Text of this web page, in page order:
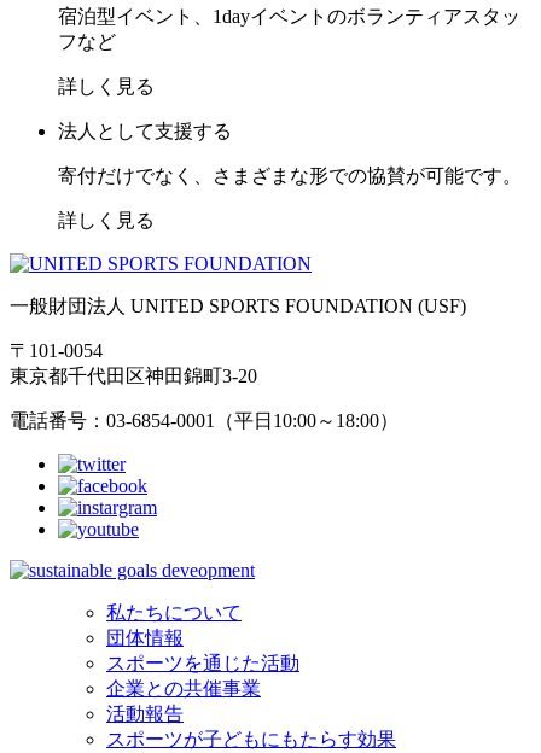
宿泊型イベント、1dayイベントのボランティアスタッ
フなど
詳しく見る
法人として支援する
寄付だけでなく、さまざまな形での協賛が可能です。
詳しく見る
一般財団法人 UNITED SPORTS FOUNDATION (USF)
〒101-0054
東京都千代田区神田錦町3-20
電話番号：03-6854-0001（平日10:00～18:00）
私たちについて
団体情報
スポーツを通じた活動
企業との共催事業
活動報告
スポーツが子どもにもたらす効果